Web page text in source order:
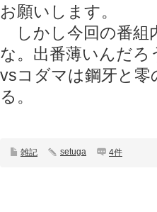
お願いします。
しかし今回の番組
な。出番薄いんだろ
vsコダマは鋼牙と
る。
雑記 setuga 4件